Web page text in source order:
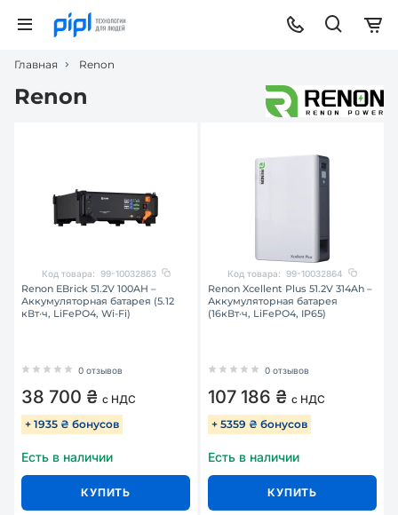
Главная Renon
Renon
Код товара: 99-10032863
Renon EBrick 51.2V 100AH –
Аккумуляторная батарея (5.12
кВт·ч, LiFePO4, Wi-Fi)
0 отзывов
38 700 ₴ с НДС
+ 1935 ₴ бонусов
Есть в наличии
КУПИТЬ
Код товара: 99-10032864
Renon Xcellent Plus 51.2V 314Ah –
Аккумуляторная батарея
(16кВт·ч, LiFePO4, IP65)
0 отзывов
107 186 ₴ с НДС
+ 5359 ₴ бонусов
Есть в наличии
КУПИТЬ